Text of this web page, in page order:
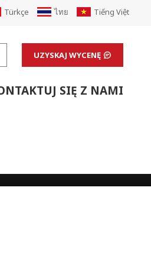
Türkçe ไทย Tiếng Việt
UZYSKAJ WYCENĘ
SIĘ Z NAMI